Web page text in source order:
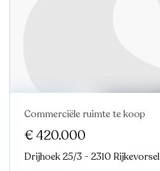
Virtual tour
Commerciële ruimte te koop
€ 420.000
Drijhoek 25/3 - 2310 Rijkevorsel